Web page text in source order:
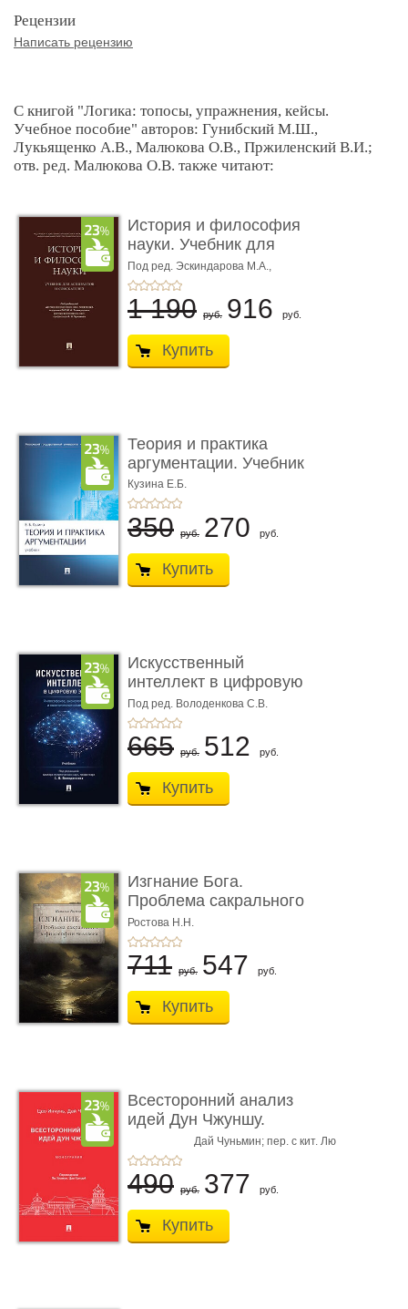
Рецензии
Написать рецензию
С книгой "Логика: топосы, упражнения, кейсы.
Учебное пособие" авторов: Гунибский М.Ш.,
Лукьященко А.В., Малюкова О.В., Пржиленский В.И.;
отв. ред. Малюкова О.В. также читают:
История и философия
науки. Учебник для
аспиран ...
Под ред. Эскиндарова М.А.,
Чумакова А.Н.
1 190 руб. 916 руб.
Купить
Теория и практика
аргументации. Учебник
Кузина Е.Б.
350 руб. 270 руб.
Купить
Искусственный
интеллект в цифровую
эпоху: фил� ...
Под ред. Володенкова С.В.
665 руб. 512 руб.
Купить
Изгнание Бога.
Проблема сакрального
в философ� ...
Ростова Н.Н.
711 руб. 547 руб.
Купить
Всесторонний анализ
идей Дун Чжуншу.
Монограф� ...
Цао Инчунь,
Дай Чуньмин; пер. с кит. Лю
Цао Ханьюй
490 руб. 377 руб.
Купить